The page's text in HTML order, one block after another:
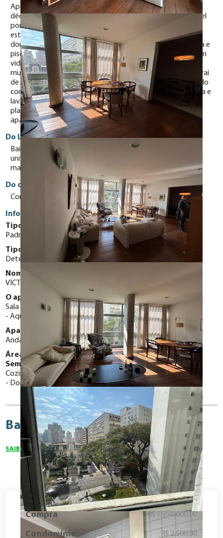
Apartamento e condomínio projetado e construído na
década de 70 pelo arquiteto Marcos Botkowski, responsável
por inúmeros outros projetos de destaque arquitetônico,
estamos falando de 130m2 de área útil distribuídos em 02
dormitórios com armários embutidos, janela tipo guilhotina e
piso revestido com carpete de tecido. Banheiro com box em
vidro temperado e aquecimento central. Sala de estar com
muita iluminação natural que chega através de janela que vai
de parede a parede e do piso ao teto, além de piso revestido
com assoalho de madeira corrida, linda! Sala de jantar ampla e
lavabo social. Cozinha espaçosa com copa e armários
planejados. Área de serviço com ótima ventilação. O
apartamento possui 01 vaga de garagem.
Do Local
Bairro de Higienópolis conhecido por suas praças, colégios,
universidades, shopping center, bares, restaurantes e muito
mais.
Do condomínio
Condomínio com belo jardim e arquitetura singular.
Informações Gerais
Tipo do Apartamento:
Padrão
Tipo de Vaga:
Determinadas
Nome do condomínio:
VICTÓRIA RÉGIA
O apartamento possui:
Sala de Jantar
Sala de Estar Copa Área de serviço
Aquecedor central elétrico
Apartamento Localizado em:
Andar Baixo
Área de Lazer:
Semi-mobiliado com:
Cozinha com armários planejados
Dormitório com armários embutidos
Bairro Higienopolis
SAIBA MAIS SOBRE O BAIRRO
Compra R$ 1.750.000,00
Condomínio R$ 2.500,00